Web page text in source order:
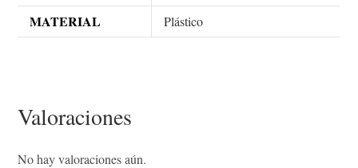
MATERIAL Plástico
Valoraciones
No hay valoraciones aún.